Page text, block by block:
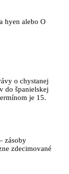
hyen alebo O
o chystanej
do španielskej
je 15.
zásoby
zdecimované